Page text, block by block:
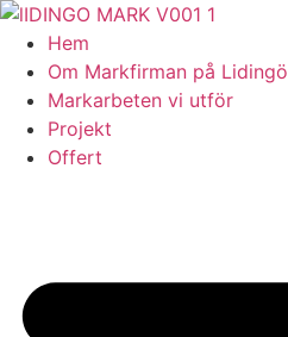
Skip
content
Hem
Om Markfirman på Lidingö
Markarbeten vi utför
Projekt
Offert